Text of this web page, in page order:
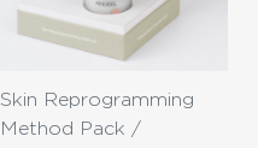
Skin Reprogramming
Method Pack /